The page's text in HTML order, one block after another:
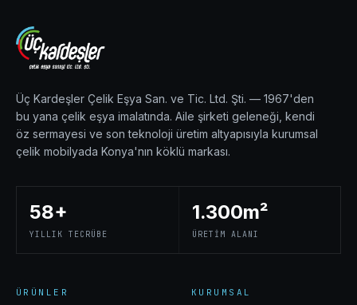
Üç Kardeşler Çelik Eşya San. ve Tic. Ltd. Şti. — 1967'den
bu yana çelik eşya imalatında. Aile şirketi geleneği, kendi
öz sermayesi ve son teknoloji üretim altyapısıyla kurumsal
çelik mobilyada Konya'nın köklü markası.
58+
YILLIK TECRÜBE
1.300m²
ÜRETIM ALANI
ÜRÜNLER KURUMSAL